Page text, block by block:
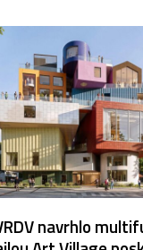
navrhlo